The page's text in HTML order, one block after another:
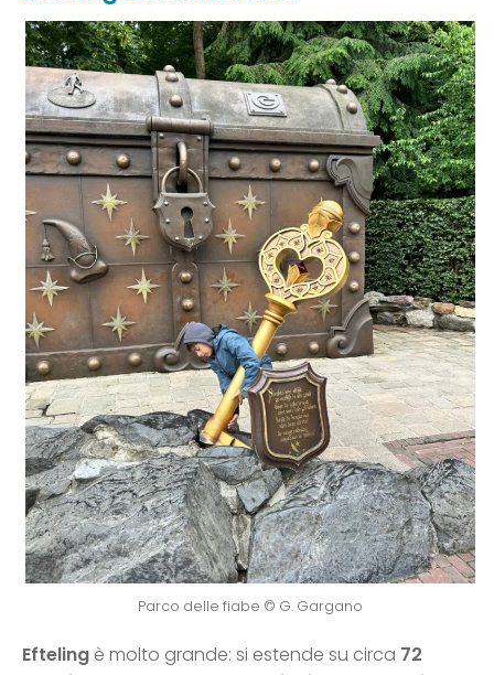
Parco delle fiabe © G. Gargano
Efteling è molto grande: si estende su circa 72